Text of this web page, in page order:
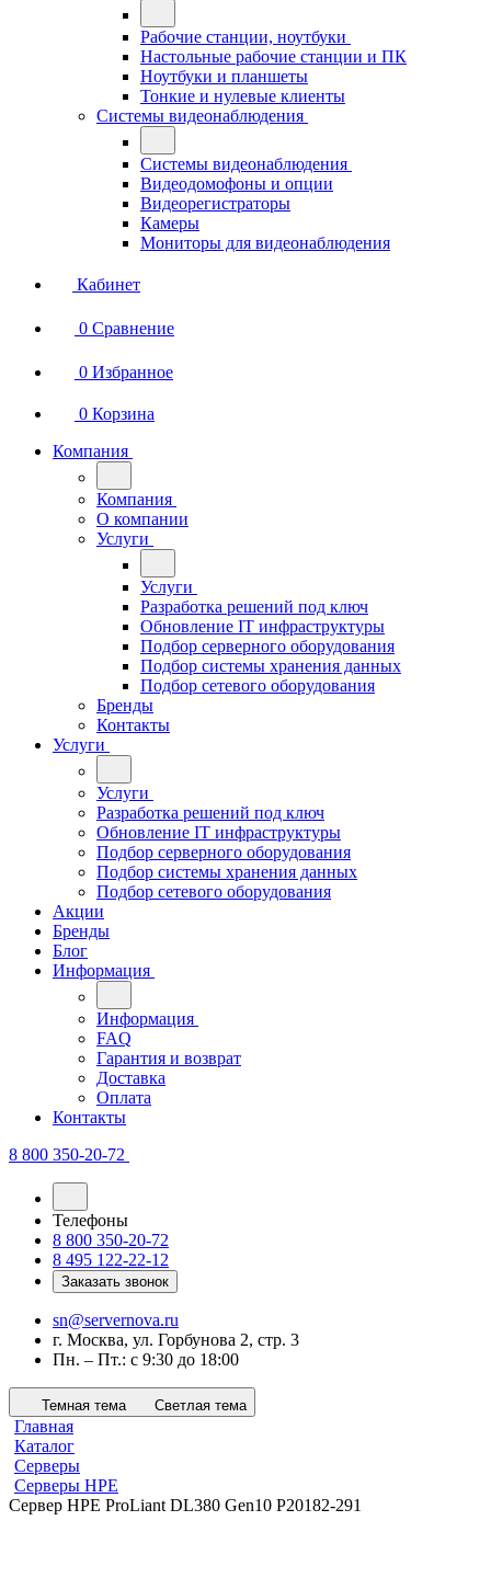
Рабочие станции, ноутбуки
Настольные рабочие станции и ПК
Ноутбуки и планшеты
Тонкие и нулевые клиенты
Системы видеонаблюдения
Системы видеонаблюдения
Видеодомофоны и опции
Видеорегистраторы
Камеры
Мониторы для видеонаблюдения
Кабинет
0 Сравнение
0 Избранное
0 Корзина
Компания
Компания
О компании
Услуги
Услуги
Разработка решений под ключ
Обновление IT инфраструктуры
Подбор серверного оборудования
Подбор системы хранения данных
Подбор сетевого оборудования
Бренды
Контакты
Услуги
Услуги
Разработка решений под ключ
Обновление IT инфраструктуры
Подбор серверного оборудования
Подбор системы хранения данных
Подбор сетевого оборудования
Акции
Бренды
Блог
Информация
Информация
FAQ
Гарантия и возврат
Доставка
Оплата
Контакты
8 800 350-20-72
Телефоны
8 800 350-20-72
8 495 122-22-12
Заказать звонок
sn@servernova.ru
г. Москва, ул. Горбунова 2, стр. 3
Пн. – Пт.: с 9:30 до 18:00
Темная тема Светлая тема
Главная
Каталог
Серверы
Серверы HPE
Сервер HPE ProLiant DL380 Gen10 P20182-291